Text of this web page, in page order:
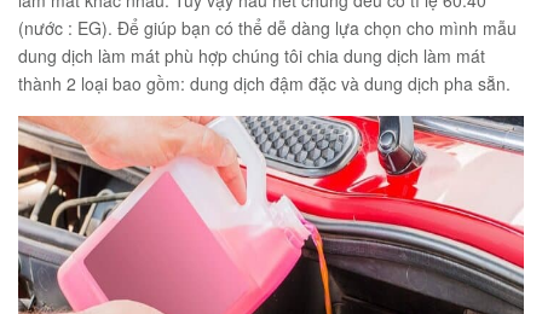
(nước : EG). Để giúp bạn có thể dễ dàng lựa chọn cho mình mẫu
dung dịch làm mát phù hợp chúng tôi chia dung dịch làm mát
thành 2 loại bao gồm: dung dịch đậm đặc và dung dịch pha sẵn.